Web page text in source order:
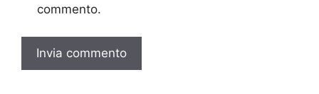
commento.